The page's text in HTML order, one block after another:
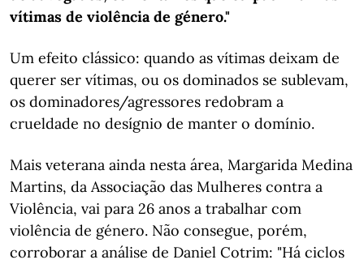
vítimas de violência de género."
Um efeito clássico: quando as vítimas deixam de
querer ser vítimas, ou os dominados se sublevam,
os dominadores/agressores redobram a
crueldade no desígnio de manter o domínio.
Mais veterana ainda nesta área, Margarida Medina
Martins, da Associação das Mulheres contra a
Violência, vai para 26 anos a trabalhar com
violência de género. Não consegue, porém,
corroborar a análise de Daniel Cotrim: "Há ciclos